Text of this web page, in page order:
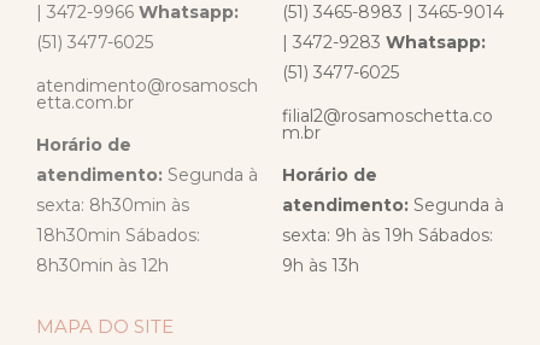
| 3472-9966 Whatsapp:
(51) 3477-6025
atendimento@rosamosch
etta.com.br
Horário de
atendimento: Segunda à
sexta: 8h30min às
18h30min Sábados:
8h30min às 12h
(51) 3465-8983 | 3465-9014
| 3472-9283 Whatsapp:
(51) 3477-6025
filial2@rosamoschetta.co
m.br
Horário de
atendimento: Segunda à
sexta: 9h às 19h Sábados:
9h às 13h
MAPA DO SITE